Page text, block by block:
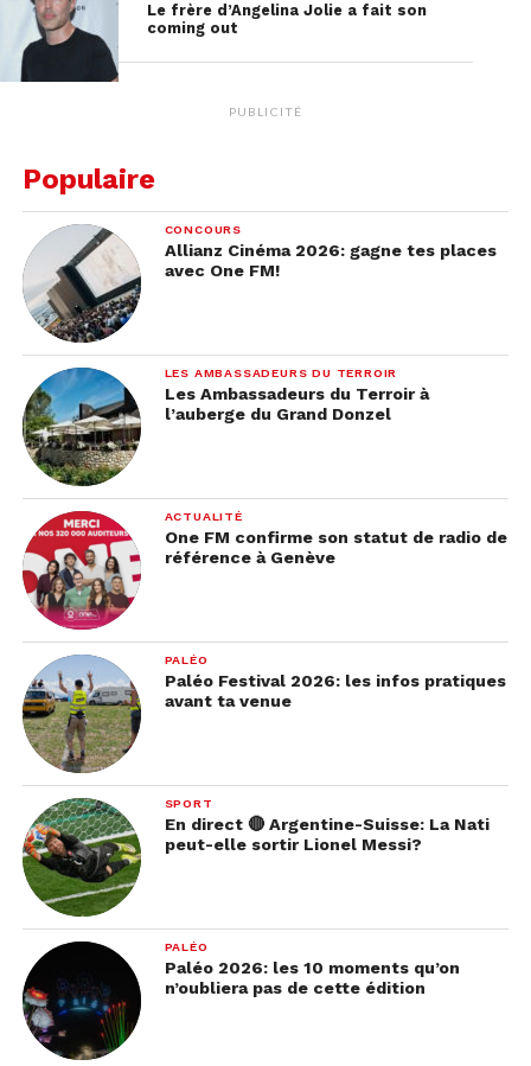
Le frère d’Angelina Jolie a fait son
coming out
PUBLICITÉ
Populaire
CONCOURS
Allianz Cinéma 2026: gagne tes places
avec One FM!
LES AMBASSADEURS DU TERROIR
Les Ambassadeurs du Terroir à
l’auberge du Grand Donzel
ACTUALITÉ
One FM confirme son statut de radio de
référence à Genève
PALÉO
Paléo Festival 2026: les infos pratiques
avant ta venue
SPORT
En direct 🔴 Argentine-Suisse: La Nati
peut-elle sortir Lionel Messi?
PALÉO
Paléo 2026: les 10 moments qu’on
n’oubliera pas de cette édition